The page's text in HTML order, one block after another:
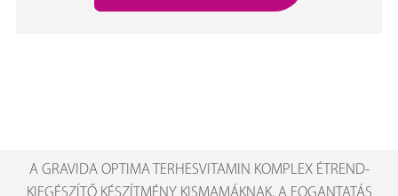
A GRAVIDA OPTIMA TERHESVITAMIN KOMPLEX ÉTREND-